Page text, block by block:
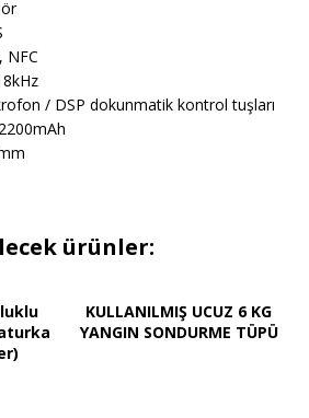
NFC
/ DSP dokunmatik kontrol tuşları
ürünler:
KULLANILMIŞ UCUZ 6 KG
YANGIN SONDURME TÜPÜ